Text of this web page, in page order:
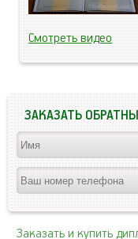
Смотреть видео
ЗАКАЗАТЬ
Заказать и купить